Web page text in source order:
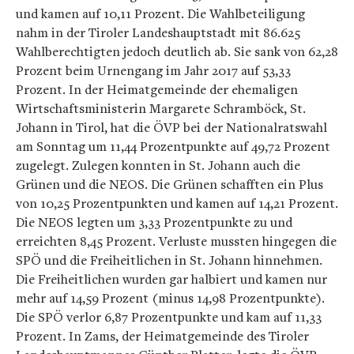
und kamen auf 10,11 Prozent. Die Wahlbeteiligung
nahm in der Tiroler Landeshauptstadt mit 86.625
Wahlberechtigten jedoch deutlich ab. Sie sank von 62,28
Prozent beim Urnengang im Jahr 2017 auf 53,33
Prozent. In der Heimatgemeinde der ehemaligen
Wirtschaftsministerin Margarete Schramböck, St.
Johann in Tirol, hat die ÖVP bei der Nationalratswahl
am Sonntag um 11,44 Prozentpunkte auf 49,72 Prozent
zugelegt. Zulegen konnten in St. Johann auch die
Grünen und die NEOS. Die Grünen schafften ein Plus
von 10,25 Prozentpunkten und kamen auf 14,21 Prozent.
Die NEOS legten um 3,33 Prozentpunkte zu und
erreichten 8,45 Prozent. Verluste mussten hingegen die
SPÖ und die Freiheitlichen in St. Johann hinnehmen.
Die Freiheitlichen wurden gar halbiert und kamen nur
mehr auf 14,59 Prozent (minus 14,98 Prozentpunkte).
Die SPÖ verlor 6,87 Prozentpunkte und kam auf 11,33
Prozent. In Zams, der Heimatgemeinde des Tiroler